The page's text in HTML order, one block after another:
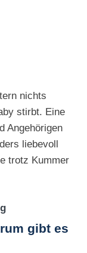
nichts
stirbt. Eine
Angehörigen
liebevoll
trotz Kummer
gibt es